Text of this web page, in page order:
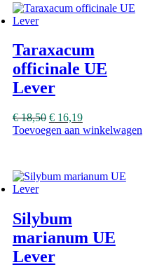
Taraxacum
officinale UE
Lever
€18,50 €16,19
Toevoegen aan winkelwagen
Silybum
marianum UE
Lever